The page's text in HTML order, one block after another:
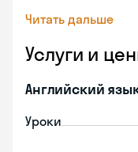
Читать дальше
Услуги и
Английский
Уроки